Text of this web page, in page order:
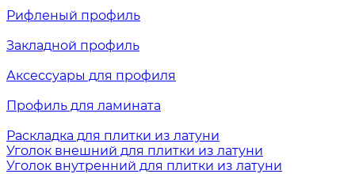
Рифленый профиль
Закладной профиль
Аксессуары для профиля
Профиль для ламината
Раскладка для плитки из латуни
Уголок внешний для плитки из латуни
Уголок внутренний для плитки из латуни